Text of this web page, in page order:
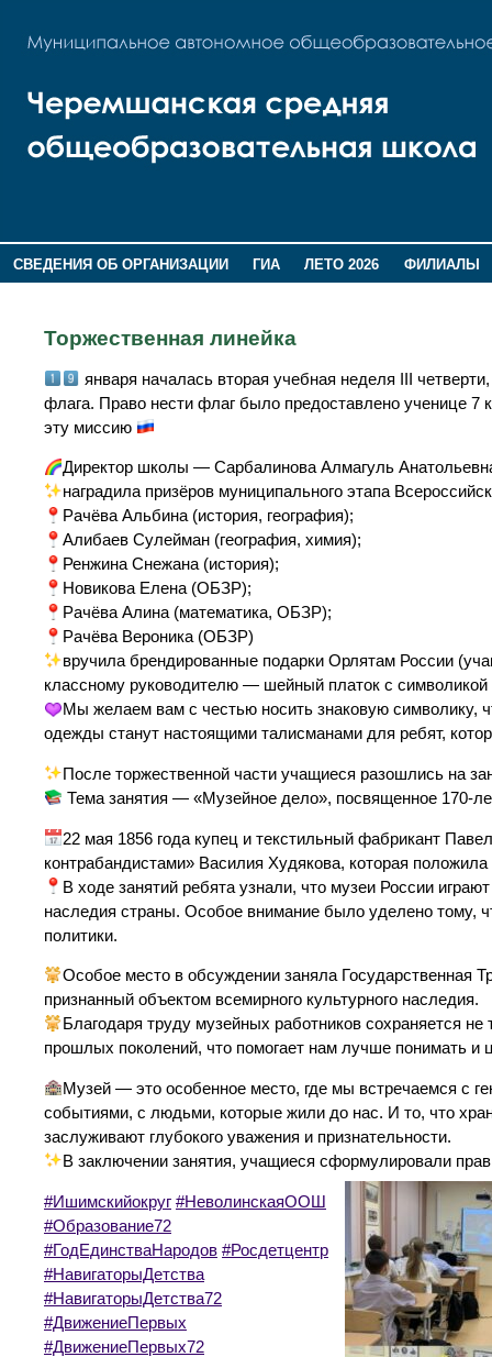
СВЕДЕНИЯ ОБ ОРГАНИЗАЦИИ ГИА ЛЕТО 2026
ФИЛИАЛЫ
Торжественная линейка
января началась вторая учебная неделя III
флага. Право нести флаг было предоставлено ученице
эту миссию
Директор школы — Сарбалинова Алмагуль
наградила ️призёров муниципального этапа
Рачёва Альбина (история, география);
Алибаев Сулейман (география, химия);
Ренжина Снежана (история);
Новикова Елена (ОБЗР);
Рачёва Алина (математика, ОБЗР);
Рачёва Вероника (ОБЗР)
️вручила брендированные подарки Орлятам России
классному руководителю — шейный платок с символикой
Мы желаем вам с честью носить знаковую символику,
одежды станут настоящими талисманами для ребят,
️После торжественной части учащиеся разошлись на
Тема занятия — «Музейное дело», посвященное 170-
22 мая 1856 года купец и текстильный фабрикант
контрабандистами» Василия Худякова, которая
В ходе занятий ребята узнали, что музеи России
наследия страны. Особое внимание было уделено тому,
политики.
Особое место в обсуждении заняла Государственная
признанный объектом всемирного культурного наследия.
Благодаря труду музейных работников сохраняется
прошлых поколений, что помогает нам лучше понимать и
Музей — это особенное место, где мы встречаемся с
событиями, с людьми, которые жили до нас. И то, что
заслуживают глубокого уважения и признательности.
️В заключении занятия, учащиеся сформулировали
#Ишимскийокруг #НеволинскаяООШ
#Образование72
#ГодЕдинстваНародов #Росдетцентр
#НавигаторыДетства
#НавигаторыДетства72
#ДвижениеПервых
#ДвижениеПервых72